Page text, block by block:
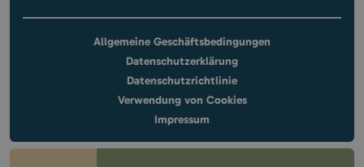
Allgemeine Geschäftsbedingungen
Datenschutzerklärung
Datenschutzrichtlinie
Verwendung von Cookies
Impressum